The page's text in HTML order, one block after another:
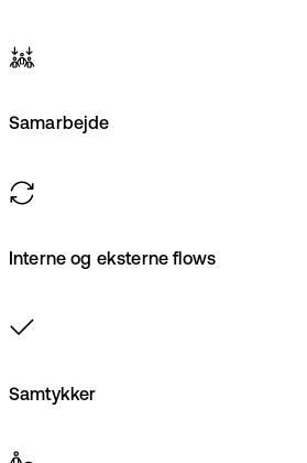
Samarbejde
Interne og eksterne flows
Samtykker